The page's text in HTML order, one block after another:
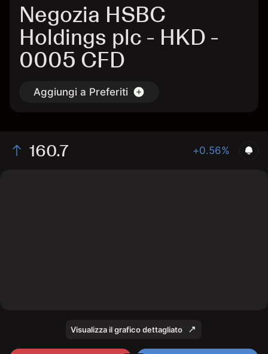
Negozia HSBC
Holdings plc - HKD -
0005 CFD
Aggiungi a Preferiti
160.7 +0.56%
Visualizza il grafico dettagliato